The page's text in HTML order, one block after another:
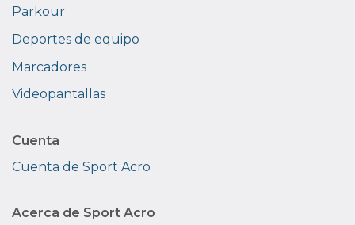
Parkour
Deportes de equipo
Marcadores
Videopantallas
Cuenta
Cuenta de Sport Acro
Acerca de Sport Acro